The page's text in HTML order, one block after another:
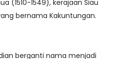
(1510-1549), kerajaan Siau
bernama Kakuntungan.
berganti nama menjadi